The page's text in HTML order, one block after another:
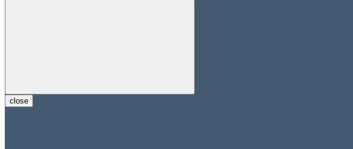
close